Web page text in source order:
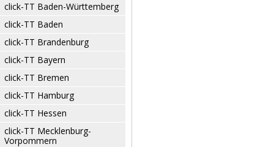
click-TT Baden-Württemberg
click-TT Baden
click-TT Brandenburg
click-TT Bayern
click-TT Bremen
click-TT Hamburg
click-TT Hessen
click-TT Mecklenburg-
Vorpommern